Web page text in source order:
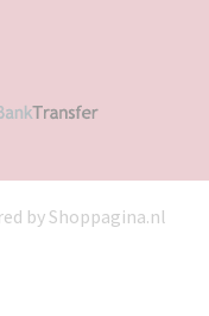
by Shoppagina.nl